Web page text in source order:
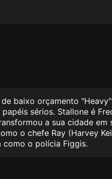
baixo orçamento
sérios. Stallone é
a sua cidade
o chefe Ray (Harvey
como o polícia Figgis.